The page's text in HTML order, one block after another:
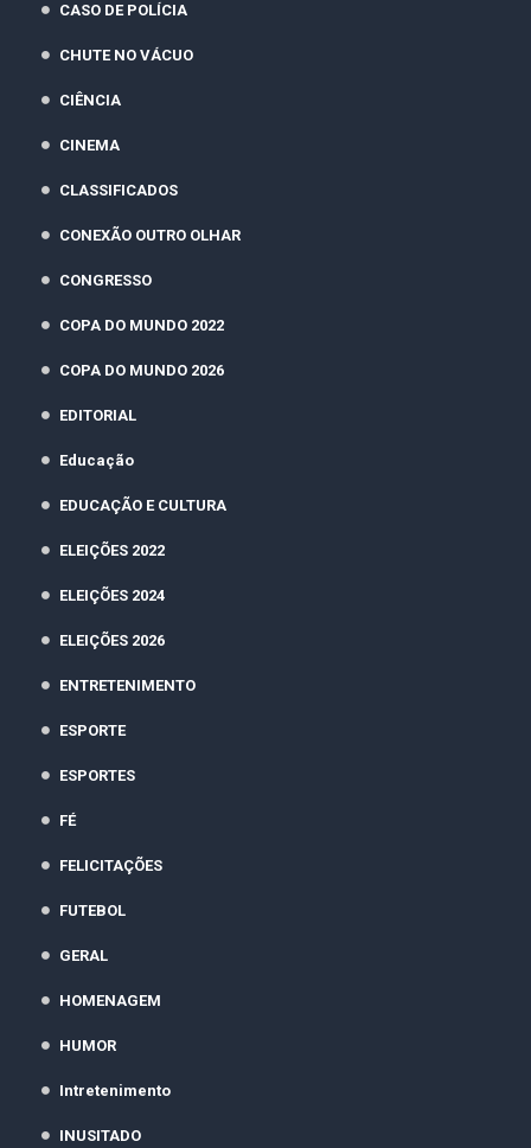
CASO DE POLÍCIA
CHUTE NO VÁCUO
CIÊNCIA
CINEMA
CLASSIFICADOS
CONEXÃO OUTRO OLHAR
CONGRESSO
COPA DO MUNDO 2022
COPA DO MUNDO 2026
EDITORIAL
Educação
EDUCAÇÃO E CULTURA
ELEIÇÕES 2022
ELEIÇÕES 2024
ELEIÇÕES 2026
ENTRETENIMENTO
ESPORTE
ESPORTES
FÉ
FELICITAÇÕES
FUTEBOL
GERAL
HOMENAGEM
HUMOR
Intretenimento
INUSITADO